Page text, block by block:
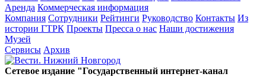
Аренда Коммерческая информация
Компания Сотрудники Рейтинги Руководство Контакты Из
истории ГТРК Проекты Пресса о нас Наши достижения
Музей
Сервисы Архив
Сетевое издание "Государственный интернет-канал